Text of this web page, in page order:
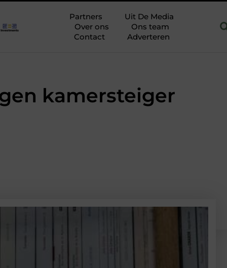
Partners
Uit De Media
Over ons
Ons team
Contact
Adverteren
kamersteiger